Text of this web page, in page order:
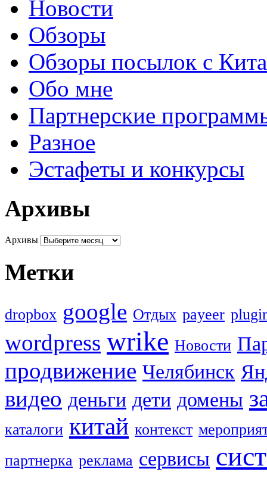
Новости
Обзоры
Обзоры посылок с
Обо мне
Партнерские
Разное
Эстафеты и конкурсы
Архивы
Архивы
Метки
dropbox google Oтдых payeer
wordpress wrike Новости
продвижение Челябинск
видео деньги дети домены
каталоги китай контекст
партнерка реклама сервисы